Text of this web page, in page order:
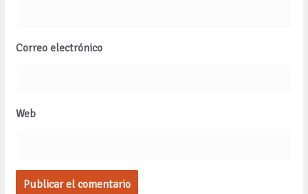
Correo electrónico
Web